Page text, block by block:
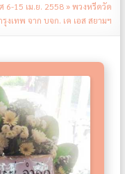
6-15 เม.ย. 2558»พวงหรีดวัด
งเทพ จาก บจก. เค เอส สยามฯ